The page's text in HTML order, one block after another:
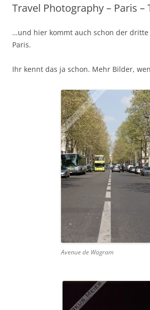
Travel Photography – Paris –
…und hier kommt auch schon der
Paris.
Ihr kennt das ja schon. Mehr Bilder,
Avenue de Wagram